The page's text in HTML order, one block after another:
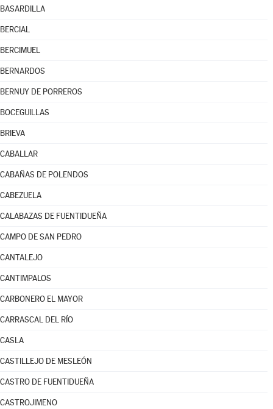
BASARDILLA
BERCIAL
BERCIMUEL
BERNARDOS
BERNUY DE PORREROS
BOCEGUILLAS
BRIEVA
CABALLAR
CABAÑAS DE POLENDOS
CABEZUELA
CALABAZAS DE FUENTIDUEÑA
CAMPO DE SAN PEDRO
CANTALEJO
CANTIMPALOS
CARBONERO EL MAYOR
CARRASCAL DEL RÍO
CASLA
CASTILLEJO DE MESLEÓN
CASTRO DE FUENTIDUEÑA
CASTROJIMENO